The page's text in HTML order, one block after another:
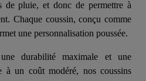
de pluie, et donc de permettre à
Chaque coussin, conçu comme
une personnalisation poussée.
durabilité maximale et une
à un coût modéré, nos coussins